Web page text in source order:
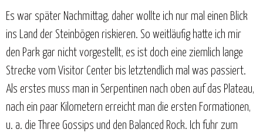
Es war später Nachmittag, daher wollte ich nur mal einen Blick
ins Land der Steinbögen riskieren. So weitläufig hatte ich mir
den Park gar nicht vorgestellt, es ist doch eine ziemlich lange
Strecke vom Visitor Center bis letztendlich mal was passiert.
Als erstes muss man in Serpentinen nach oben auf das Plateau,
nach ein paar Kilometern erreicht man die ersten Formationen,
u. a. die Three Gossips und den Balanced Rock. Ich fuhr zum